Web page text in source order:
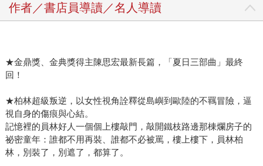
宏、貝母和一立的夢幻組合果然氣勢萬鈞，拿到樣書的時刻
我一如書中的女鬼尖叫久久不能自已。同時，小說更榮幸獲
惚如書中各路好人齊聚相挺的美好情節。 逃不掉的，終究會
相逢，《鬼地方》裡的難解、《佛羅里達變形記》的毀壞，
在這裡再次匯聚，卻又也得到了原諒，樓上樓下，都是好
人，都不用被罵，都不必再裝，我在《樓上的好人》裡真的
預見了，那個奔向自由的時刻。 最後不免俗，人要吃飯、出
書難賺，於是想借用思宏的一句話向大家說：「拜託大家走
進這個故事，真的啦，這本，不會讓大家失望。」
作者／書店員導讀／名人導讀
★金鼎獎、金典獎得主陳思宏最新長篇，「夏日三部曲」最終
回！
★柏林超級叛逆，以女性視角詮釋從島嶼到歐陸的不羈冒險，逼
視自身的傷痕與心結。
記憶裡的員林好人一個個上樓敲門，敲開鐵枝路邊那棟爛房子的
祕密童年：誰都不用再裝、誰都不必被罵，樓上樓下，員林柏
林，別裝了，別遮了，都算了。